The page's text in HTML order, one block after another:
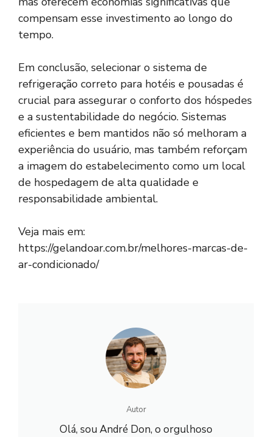
compensam esse investimento ao longo do
tempo.
Em conclusão, selecionar o sistema de
refrigeração correto para hotéis e pousadas é
crucial para assegurar o conforto dos hóspedes
e a sustentabilidade do negócio. Sistemas
eficientes e bem mantidos não só melhoram a
experiência do usuário, mas também reforçam
a imagem do estabelecimento como um local
de hospedagem de alta qualidade e
responsabilidade ambiental.
Veja mais em:
https://gelandoar.com.br/melhores-marcas-de-
ar-condicionado/
Autor
Olá, sou André Don, o orgulhoso